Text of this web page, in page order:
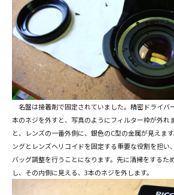
名盤は接着剤で固定されていました。精密ドライバ
本のネジを外すと、写真のようにフィルター枠が外れ
と、レンズの一番外側に、銀色のC型の金属が見えま
ングとレンズヘリコイドを固定する重要な役割を担い
バッグ調整を行うことになります。先に清掃をするた
し、その内側に見える、3本のネジを外します。